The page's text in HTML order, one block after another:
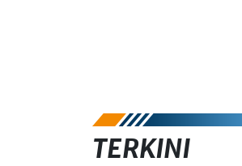
TERKINI